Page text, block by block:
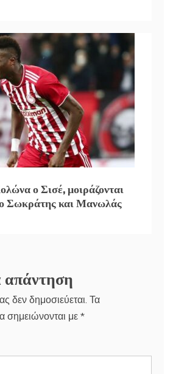
ο Σισέ, μοιράζονται
Σωκράτης και Μανωλάς
δεν δημοσιεύεται. Τα
σημειώνονται με *